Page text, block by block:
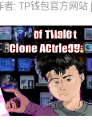
: TP钱包官方网站 |